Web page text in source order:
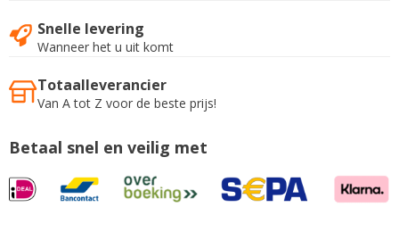
Snelle levering
Wanneer het u uit komt
Totaalleverancier
Van A tot Z voor de beste prijs!
Betaal snel en veilig met